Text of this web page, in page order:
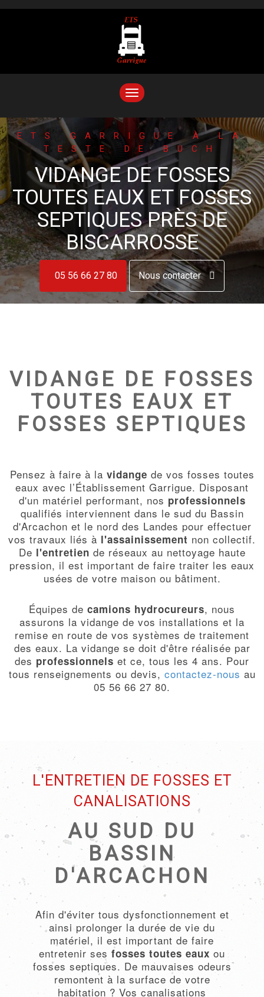
TOGGLE
NAVIGATION
ETS GARRIGUE À LA
TESTE DE BUCH
VIDANGE DE FOSSES
TOUTES EAUX ET FOSSES
SEPTIQUES PRÈS DE
BISCARROSSE
05 56 66 27 80 Nous contacter
VIDANGE DE FOSSES
TOUTES EAUX ET
FOSSES SEPTIQUES
Pensez à faire à la vidange de vos fosses toutes
eaux avec l’Établissement Garrigue. Disposant
d'un matériel performant, nos professionnels
qualifiés interviennent dans le sud du Bassin
d'Arcachon et le nord des Landes pour effectuer
vos travaux liés à l'assainissement non collectif.
De l'entretien de réseaux au nettoyage haute
pression, il est important de faire traiter les eaux
usées de votre maison ou bâtiment.
Équipes de camions hydrocureurs, nous
assurons la vidange de vos installations et la
remise en route de vos systèmes de traitement
des eaux. La vidange se doit d'être réalisée par
des professionnels et ce, tous les 4 ans. Pour
tous renseignements ou devis, contactez-nous au
05 56 66 27 80.
L'ENTRETIEN DE FOSSES ET
CANALISATIONS
AU SUD DU
BASSIN
D'ARCACHON
Afin d'éviter tous dysfonctionnement et
ainsi prolonger la durée de vie du
matériel, il est important de faire
entretenir ses fosses toutes eaux ou
fosses septiques. De mauvaises odeurs
remontent à la surface de votre
habitation ? Vos canalisations